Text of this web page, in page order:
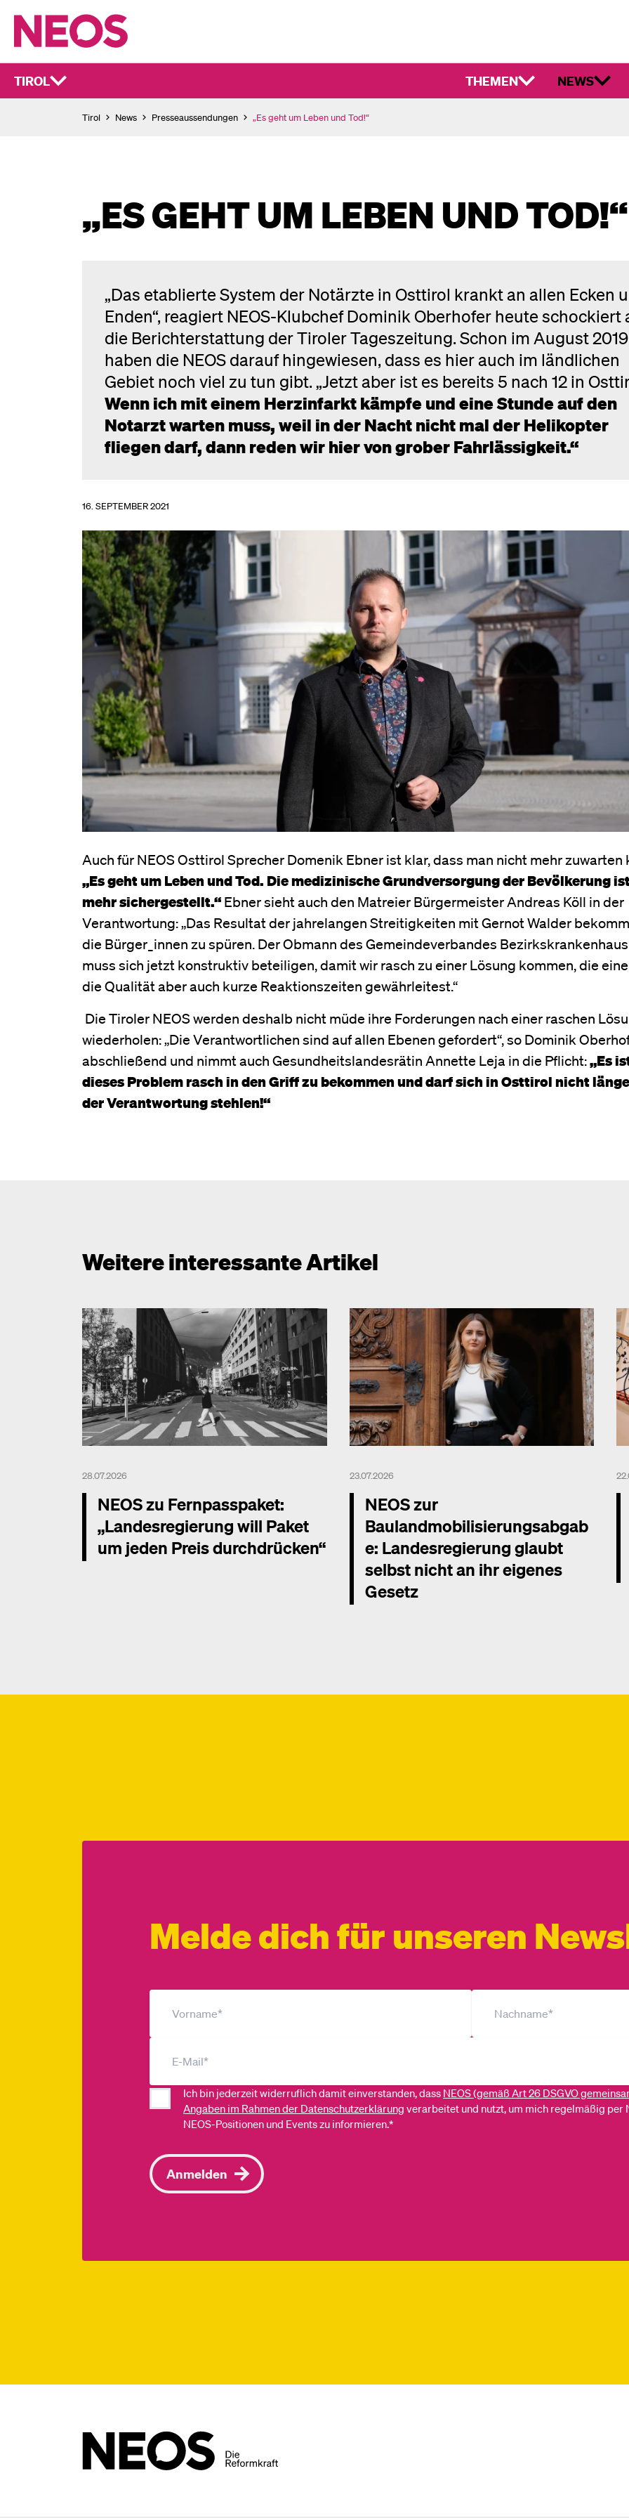
TIROL THEMEN NEWS
Tirol News Presseaussendungen „Es geht um Leben und Tod!“
„ES GEHT UM LEBEN UND TOD!“
„Das etablierte System der Notärzte in Osttirol krankt an allen Ecken
Enden“, reagiert NEOS-Klubchef Dominik Oberhofer heute schockiert
die Berichterstattung der Tiroler Tageszeitung. Schon im August 2019
haben die NEOS darauf hingewiesen, dass es hier auch im ländlichen
Gebiet noch viel zu tun gibt. „Jetzt aber ist es bereits 5 nach 12 in
Wenn ich mit einem Herzinfarkt kämpfe und eine Stunde auf den
Notarzt warten muss, weil in der Nacht nicht mal der Helikopter
fliegen darf, dann reden wir hier von grober Fahrlässigkeit.“
16. SEPTEMBER 2021
Auch für NEOS Osttirol Sprecher Domenik Ebner ist klar, dass man nicht mehr zuwarten
„Es geht um Leben und Tod. Die medizinische Grundversorgung der Bevölkerung
mehr sichergestellt.“Ebner sieht auch den Matreier Bürgermeister Andreas Köll in der
Verantwortung: „Das Resultat der jahrelangen Streitigkeiten mit Gernot Walder
die Bürger_innen zu spüren. Der Obmann des Gemeindeverbandes
muss sich jetzt konstruktiv beteiligen, damit wir rasch zu einer Lösung kommen, die
die Qualität aber auch kurze Reaktionszeiten gewährleitest.“
Die Tiroler NEOS werden deshalb nicht müde ihre Forderungen nach einer raschen
wiederholen: „Die Verantwortlichen sind auf allen Ebenen gefordert“, so Dominik
abschließend und nimmt auch Gesundheitslandesrätin Annette Leja in die Pflicht:„Es
dieses Problem rasch in den Griff zu bekommen und darf sich in Osttirol nicht
der Verantwortung stehlen!“
Weitere interessante Artikel
28.07.2026
NEOS zu Fernpasspaket:
„Landesregierung will Paket
um jeden Preis durchdrücken“
23.07.2026
NEOS zur
Baulandmobilisierungsabgab
e: Landesregierung glaubt
selbst nicht an ihr eigenes
Gesetz
Melde dich für unseren
Ich bin jederzeit widerruflich damit einverstanden, dass NEOS (gemäß Art 26 DSGVO
Angaben im Rahmen der Datenschutzerklärung verarbeitet und nutzt, um mich regelmäßig per
NEOS-Positionen und Events zu informieren.*
Anmelden